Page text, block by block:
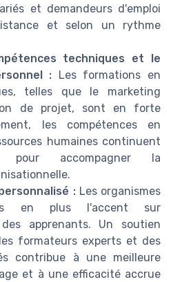
et demandeurs d'emploi
et selon un rythme
techniques et le
: Les formations en
telles que le marketing
de projet, sont en forte
les compétences en
humaines continuent
pour accompagner la
:Les organismes
en plus l'accent sur
des apprenants. Un soutien
formateurs experts et des
contribue à une meilleure
et à une efficacité accrue